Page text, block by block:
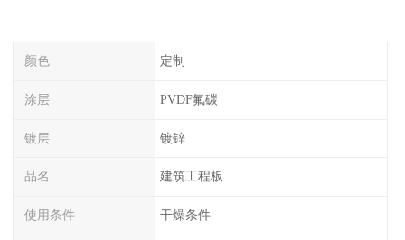
颜色 定制
涂层 PVDF氟碳
镀层 镀锌
品名 建筑工程板
使用条件 干燥条件